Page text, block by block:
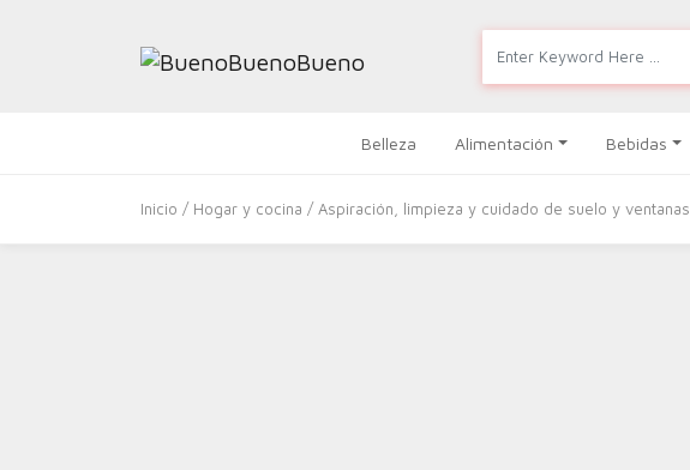
Belleza Alimentación Bebidas
Inicio / Hogar y cocina / Aspiración, limpieza y cuidado de suelo y ventanas